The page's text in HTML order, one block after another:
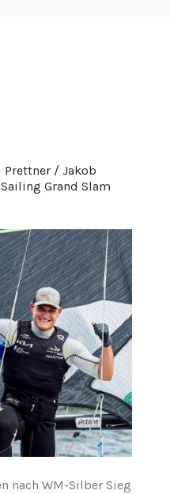
Prettner / Jakob
Grand Slam
nach WM-Silber Sieg